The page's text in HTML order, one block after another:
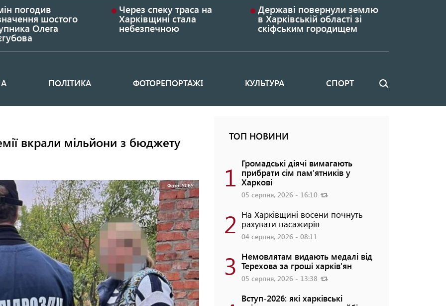
погодив
шостого
Олега
Через спеку траса на
Харківщині стала
небезпечною
Державі повернули землю
в Харківській області зі
скіфським городищем
ПОЛІТИКА ФОТОРЕПОРТАЖІ КУЛЬТУРА СПОРТ Пошук
вкрали мільйони з бюджету
Фото: УСБУ.
ТОП НОВИНИ
1 Громадські діячі вимагають
прибрати сім пам'ятників у
Харкові
05 серпня, 2026 - 16:10
2 На Харківщині восени почнуть
рахувати пасажирів
04 серпня, 2026 - 08:11
3 Немовлятам видають медалі від
Терехова за гроші харків'ян
05 серпня, 2026 - 13:38
Вступ-2026: які харківські